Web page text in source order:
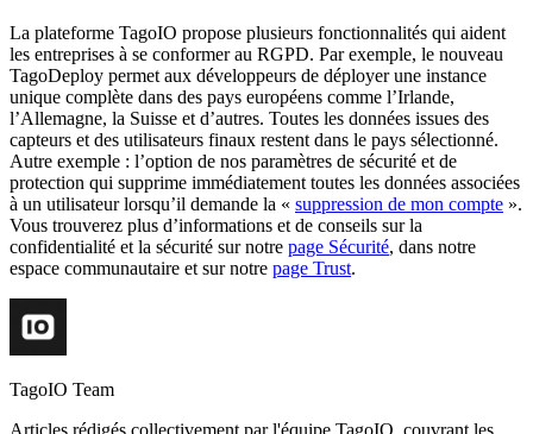
La plateforme TagoIO propose plusieurs fonctionnalités qui aident
les entreprises à se conformer au RGPD. Par exemple, le nouveau
TagoDeploy permet aux développeurs de déployer une instance
unique complète dans des pays européens comme l’Irlande,
l’Allemagne, la Suisse et d’autres. Toutes les données issues des
capteurs et des utilisateurs finaux restent dans le pays sélectionné.
Autre exemple : l’option de nos paramètres de sécurité et de
protection qui supprime immédiatement toutes les données associées
à un utilisateur lorsqu’il demande la « suppression de mon compte ».
Vous trouverez plus d’informations et de conseils sur la
confidentialité et la sécurité sur notre page Sécurité, dans notre
espace communautaire et sur notre page Trust.
TagoIO Team